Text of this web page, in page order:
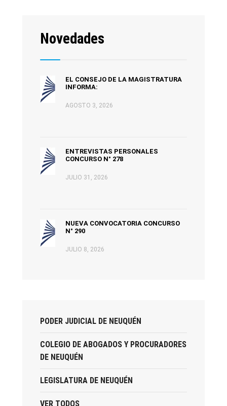
Novedades
EL CONSEJO DE LA MAGISTRATURA
INFORMA:
AGOSTO 3, 2026
ENTREVISTAS PERSONALES
CONCURSO N° 278
JULIO 31, 2026
NUEVA CONVOCATORIA CONCURSO
N° 290
JULIO 8, 2026
PODER JUDICIAL DE NEUQUÉN
COLEGIO DE ABOGADOS Y PROCURADORES
DE NEUQUÉN
LEGISLATURA DE NEUQUÉN
VER TODOS